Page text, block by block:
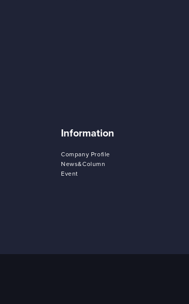
Information
Company Profile
News&Column
Event